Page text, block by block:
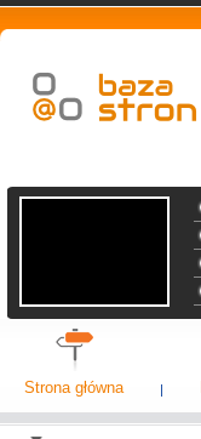
Strona główna